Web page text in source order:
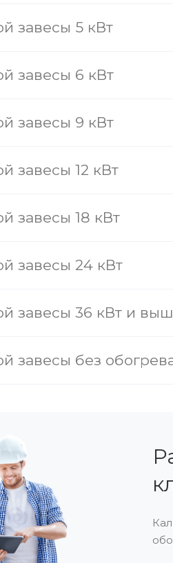
завесы 5 кВт
завесы 6 кВт
завесы 9 кВт
завесы 12 кВт
завесы 18 кВт
завесы 24 кВт
завесы 36 кВт и
завесы без